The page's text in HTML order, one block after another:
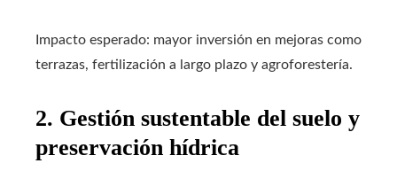
Impacto esperado: mayor inversión en mejoras como
terrazas, fertilización a largo plazo y agroforestería.
2. Gestión sustentable del suelo y
preservación hídrica